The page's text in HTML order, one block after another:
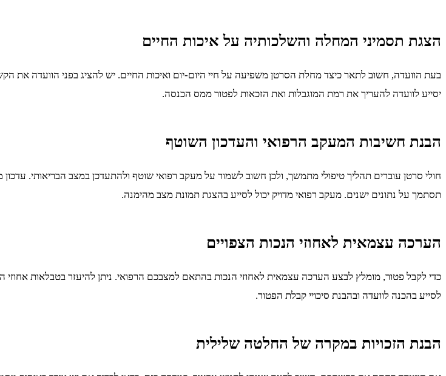
הצגת תסמיני המחלה והשלכותיה על איכות החיים
בעת הוועדה, חשוב לתאר כיצד מחלת הסרטן משפיעה על חיי היום-יום ואיכות החיים. יש להציג בפני הוועדה את
יסייע לוועדה להעריך את רמת המוגבלות ואת הזכאות לפטור ממס הכנסה.
הבנת חשיבות המעקב הרפואי והעדכון השוטף
חולי סרטן עוברים תהליך טיפולי מתמשך, ולכן חשוב לשמור על מעקב רפואי שוטף ולהתעדכן במצב הבריאותי.
תסתמך על נתונים ישנים. מעקב רפואי מדויק יכול לסייע בהצגת תמונת מצב מהימנה.
הערכה עצמאית לאחוזי הנכות הצפויים
כדי לקבל פטור, מומלץ לבצע הערכה עצמאית לאחוזי הנכות בהתאם למצבכם הרפואי. ניתן להיעזר בטבלאות אחוזי
לסייע בהכנה לוועדה ובהבנת סיכויי קבלת הפטור.
הבנת הזכויות במקרה של החלטה שלילית